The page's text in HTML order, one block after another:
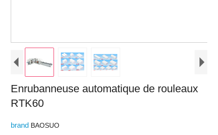
Enrubanneuse automatique de rouleaux
RTK60
brand BAOSUO